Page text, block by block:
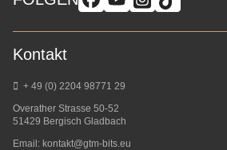
Kontakt
+ 49 (0) 2204 98771 29
Overather Strasse 50-52
51429 Bergisch Gladbach
Email: kontakt@gtm-bits.eu